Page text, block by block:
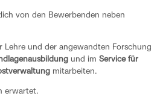
von den Bewerbenden neben
Lehre und der angewandten Forschung
und im Service für
mitarbeiten.
erwartet.